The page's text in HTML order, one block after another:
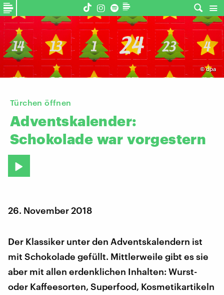
©dpa
Türchen öffnen
Adventskalender:
Schokolade war vorgestern
26. November 2018
Der Klassiker unter den Adventskalendern ist
mit Schokolade gefüllt. Mittlerweile gibt es sie
aber mit allen erdenklichen Inhalten: Wurst-
oder Kaffeesorten, Superfood, Kosmetikartikeln